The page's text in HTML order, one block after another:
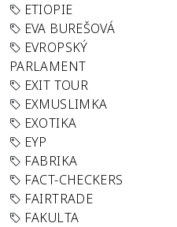
ETIOPIE
EVA BUREŠOVÁ
EVROPSKÝ
PARLAMENT
EXIT TOUR
EXMUSLIMKA
EXOTIKA
EYP
FABRIKA
FACT-CHECKERS
FAIRTRADE
FAKULTA